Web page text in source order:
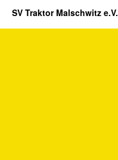
SV Traktor Malschwitz e.V.